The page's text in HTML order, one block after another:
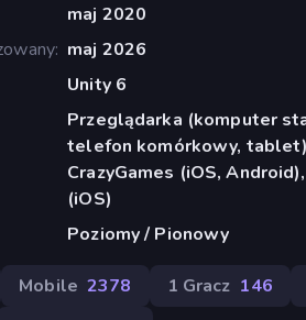
maj 2020
maj 2026
Unity 6
Przeglądarka (komputer
telefon komórkowy,
CrazyGames (iOS,
(iOS)
Poziomy / Pionowy
Mobile 2378 1 Gracz 146